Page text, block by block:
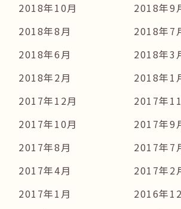
2018年10月
2018年9
2018年8月
2018年7
2018年6月
2018年3
2018年2月
2018年1
2017年12月
2017年
2017年10月
2017年9
2017年8月
2017年7
2017年4月
2017年2
2017年1月
2016年